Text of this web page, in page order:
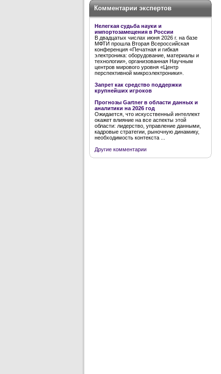
Комментарии экспертов
Нелегкая судьба науки и
импортозамещения в России
В двадцатых числах июня 2026 г. на базе
МФТИ прошла Вторая Всероссийская
конференция «Печатная и гибкая
электроника: оборудование, материалы и
технологии», организованная Научным
центров мирового уровня «Центр
перспективной микроэлектроники».
Запрет как средство поддержки
крупнейших игроков
Прогнозы Gartner в области данных и
аналитики на 2026 год
Ожидается, что искусственный интеллект
окажет влияние на все аспекты этой
области: лидерство, управление данными,
кадровые стратегии, рыночную динамику,
необходимость контекста ...
Другие комментарии